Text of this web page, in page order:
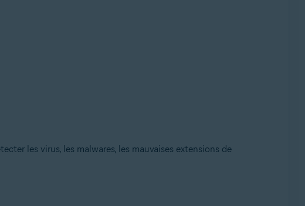
les virus, les malwares, les mauvaises extensions de